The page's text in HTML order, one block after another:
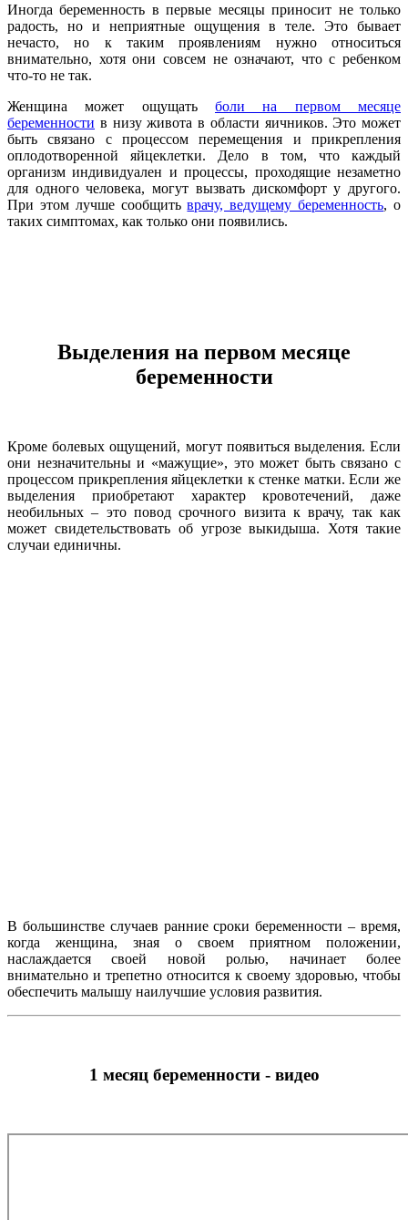
Иногда беременность в первые месяцы приносит не только
радость, но и неприятные ощущения в теле. Это бывает
нечасто, но к таким проявлениям нужно относиться
внимательно, хотя они совсем не означают, что с ребенком
что-то не так.
Женщина может ощущать боли на первом месяце
беременности в низу живота в области яичников. Это может
быть связано с процессом перемещения и прикрепления
оплодотворенной яйцеклетки. Дело в том, что каждый
организм индивидуален и процессы, проходящие незаметно
для одного человека, могут вызвать дискомфорт у другого.
При этом лучше сообщитьврачу, ведущему беременность, о
таких симптомах, как только они появились.
Выделения на первом месяце
беременности
Кроме болевых ощущений, могут появиться выделения. Если
они незначительны и «мажущие», это может быть связано с
процессом прикрепления яйцеклетки к стенке матки. Если же
выделения приобретают характер кровотечений, даже
необильных – это повод срочного визита к врачу, так как
может свидетельствовать об угрозе выкидыша. Хотя такие
случаи единичны.
В большинстве случаев ранние сроки беременности – время,
когда женщина, зная о своем приятном положении,
наслаждается своей новой ролью, начинает более
внимательно и трепетно относится к своему здоровью, чтобы
обеспечить малышу наилучшие условия развития.
1 месяц беременности - видео